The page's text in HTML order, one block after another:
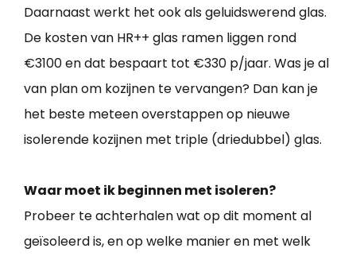
Daarnaast werkt het ook als geluidswerend glas.
De kosten van HR++ glas ramen liggen rond
€3100 en dat bespaart tot €330 p/jaar. Was je al
van plan om kozijnen te vervangen? Dan kan je
het beste meteen overstappen op nieuwe
isolerende kozijnen met triple (driedubbel) glas.
Waar moet ik beginnen met isoleren?
Probeer te achterhalen wat op dit moment al
geïsoleerd is, en op welke manier en met welk